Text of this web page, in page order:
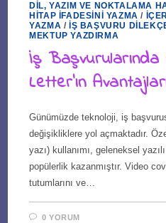
DIL, YAZIM VE NOKTALAMA
HITAP İFADESINI YAZMA /
YAZMA / İŞ BAŞVURU
MEKTUP YAZDIRMA
İş
Letter’ın
Günümüzde teknoloji, iş
değişikliklere yol açmaktadır.
yazı) kullanımı, geleneksel
popülerlik kazanmıştır. Video
tutumlarını ve…
0 YORUM